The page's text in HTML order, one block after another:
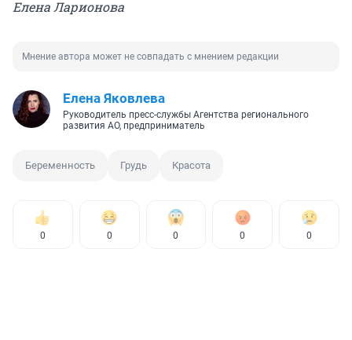
Елена Ларионова
Мнение автора может не совпадать с мнением редакции
Елена Яковлева
Руководитель пресс-службы Агентства регионального
развития АО, предприниматель
Беременность Грудь Красота
0 0 0 0 0